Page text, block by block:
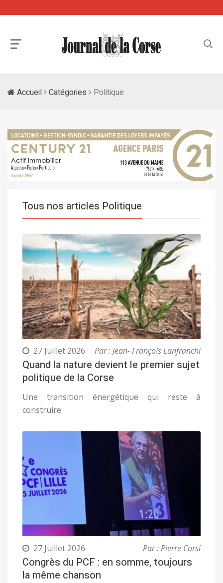
Accueil Catégories Politique
Tous nos articles Politique
27 Juillet 2026 Par : Jean- Franço!s Lanfranchi
Quand la nature devient le premier sujet
politique de la Corse
Une transition énergétique qui reste à
construire
27 Juillet 2026 Par : Pierre Corsi
Congrès du PCF : en somme, toujours
la même chanson